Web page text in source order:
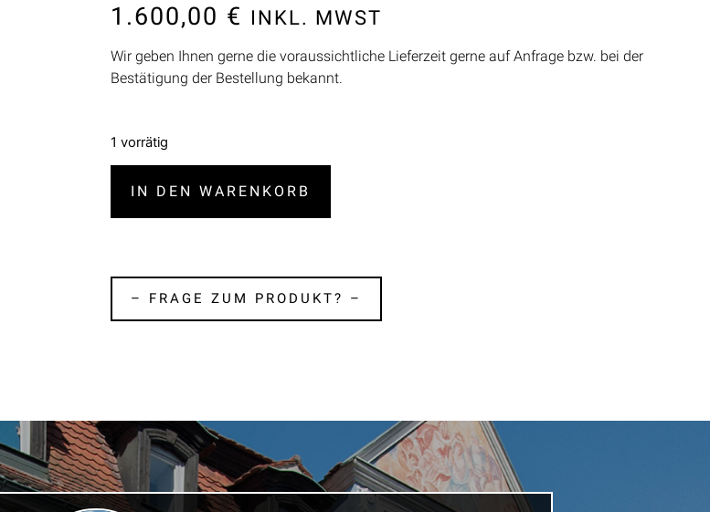
1.600,00 € INKL. MWST
Wir geben Ihnen gerne die voraussichtliche Lieferzeit gerne auf Anfrage bzw. bei der
Bestätigung der Bestellung bekannt.
1 vorrätig
IN DEN WARENKORB
– FRAGE ZUM PRODUKT? –